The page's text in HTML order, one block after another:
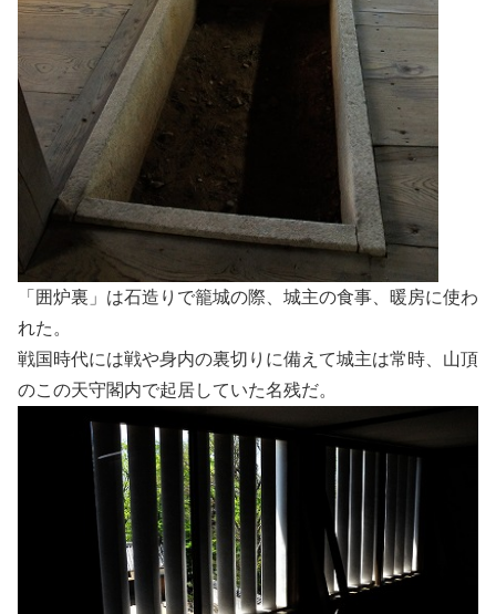
「囲炉裏」は石造りで籠城の際、城主の食事、暖房に使わ
れた。
戦国時代には戦や身内の裏切りに備えて城主は常時、山頂
のこの天守閣内で起居していた名残だ。